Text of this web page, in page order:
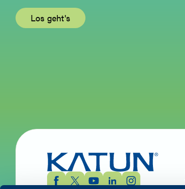
Los geht's